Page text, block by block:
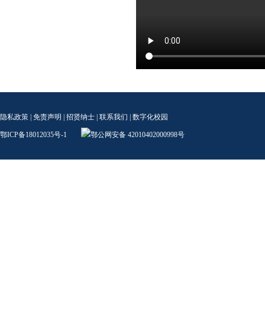
隐私政策 免责声明 招贤纳士 联系我们 数字化校园
鄂ICP备18012035号-1 鄂公网安备 42010402000998号